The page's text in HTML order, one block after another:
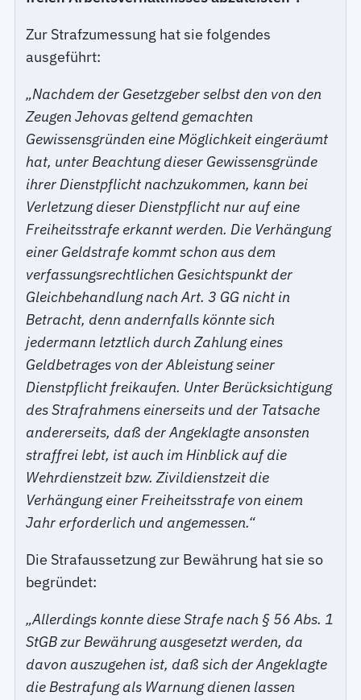
Zur Strafzumessung hat sie folgendes
ausgeführt:
„Nachdem der Gesetzgeber selbst den von den
Zeugen Jehovas geltend gemachten
Gewissensgründen eine Möglichkeit eingeräumt
hat, unter Beachtung dieser Gewissensgründe
ihrer Dienstpflicht nachzukommen, kann bei
Verletzung dieser Dienstpflicht nur auf eine
Freiheitsstrafe erkannt werden. Die Verhängung
einer Geldstrafe kommt schon aus dem
verfassungsrechtlichen Gesichtspunkt der
Gleichbehandlung nach Art. 3 GG nicht in
Betracht, denn andernfalls könnte sich
jedermann letztlich durch Zahlung eines
Geldbetrages von der Ableistung seiner
Dienstpflicht freikaufen. Unter Berücksichtigung
des Strafrahmens einerseits und der Tatsache
andererseits, daß der Angeklagte ansonsten
straffrei lebt, ist auch im Hinblick auf die
Wehrdienstzeit bzw. Zivildienstzeit die
Verhängung einer Freiheitsstrafe von einem
Jahr erforderlich und angemessen.“
Die Strafaussetzung zur Bewährung hat sie so
begründet:
„Allerdings konnte diese Strafe nach § 56 Abs. 1
StGB zur Bewährung ausgesetzt werden, da
davon auszugehen ist, daß sich der Angeklagte
die Bestrafung als Warnung dienen lassen